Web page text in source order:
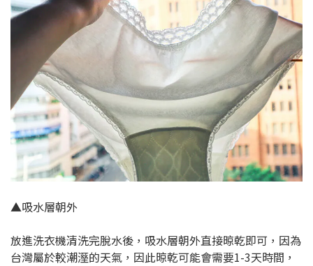
▲吸水層朝外
放進洗衣機清洗完脫水後，吸水層朝外直接晾乾即可，因為
台灣屬於較潮溼的天氣，因此晾乾可能會需要1-3天時間，